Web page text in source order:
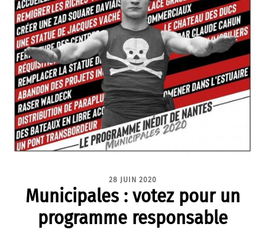
28 JUIN 2020
Municipales : votez pour un
programme responsable